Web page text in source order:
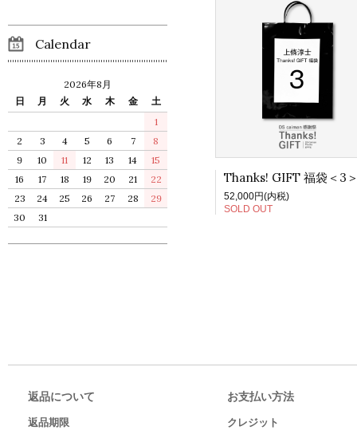
52,000円(内税)
SOLD OUT
Calendar
2026年8月
日
月 火 水 木 金
土
1
2
3 4 5 6 7
8
9
10 11 12 13 14
15
16
17 18 19 20 21
22
23
24 25 26 27 28
29
30
31
返品について
返品期限
お支払い方法
クレジット